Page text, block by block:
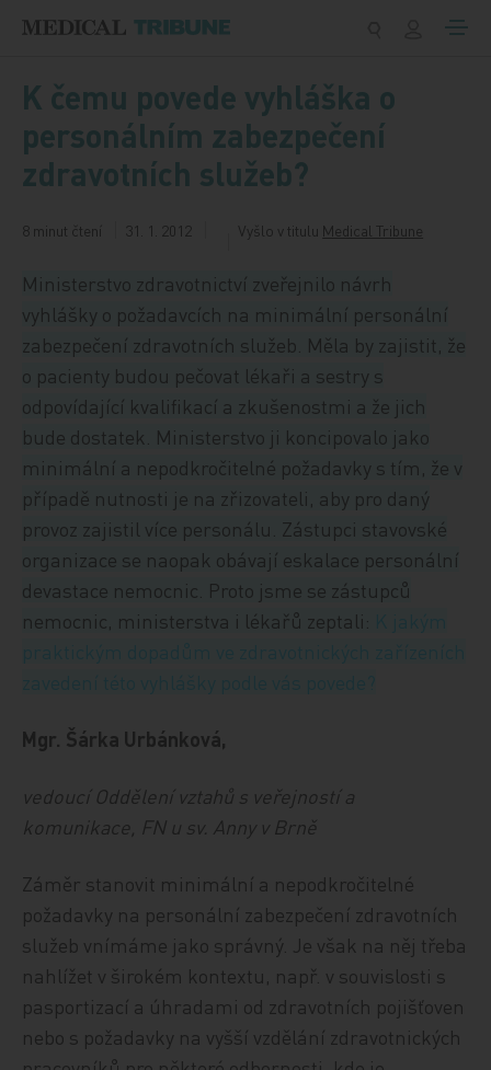
K čemu povede vyhláška o
personálním zabezpečení
zdravotních služeb?
8 minut čtení 31. 1. 2012 Vyšlo v titulu Medical Tribune
Ministerstvo zdravotnictví zveřejnilo návrh
vyhlášky o požadavcích na minimální personální
zabezpečení zdravotních služeb. Měla by zajistit, že
o pacienty budou pečovat lékaři a sestry s
odpovídající kvalifikací a zkušenostmi a že jich
bude dostatek. Ministerstvo ji koncipovalo jako
minimální a nepodkročitelné požadavky s tím, že v
případě nutnosti je na zřizovateli, aby pro daný
provoz zajistil více personálu. Zástupci stavovské
organizace se naopak obávají eskalace personální
devastace nemocnic. Proto jsme se zástupců
nemocnic, ministerstva i lékařů zeptali:
Mgr. Šárka Urbánková,
vedoucí Oddělení vztahů s veřejností a
komunikace, FN u sv. Anny v Brně
Záměr stanovit minimální a nepodkročitelné
požadavky na personální zabezpečení zdravotních
služeb vnímáme jako správný. Je však na něj třeba
nahlížet v širokém kontextu, např. v souvislosti s
pasportizací a úhradami od zdravotních pojišťoven
nebo s požadavky na vyšší vzdělání zdravotnických